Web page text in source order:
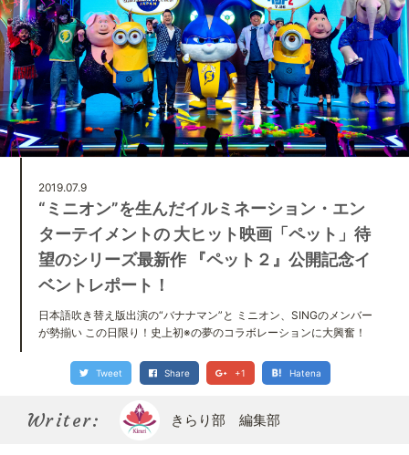
2019.07.9
“ミニオン”を生んだイルミネーション・エン
ターテイメントの 大ヒット映画「ペット」待
望のシリーズ最新作 『ペット２』公開記念イ
ベントレポート！
日本語吹き替え版出演の“バナナマン”と ミニオン、SINGのメンバー
が勢揃い この日限り！史上初※の夢のコラボレーションに大興奮！
Tweet Share +1 Hatena
Writer: きらり部 編集部
Category グルメ
Category ビューティ
Category エンタメ
Category ライフ
About us きらり部女子について
Kirari bu